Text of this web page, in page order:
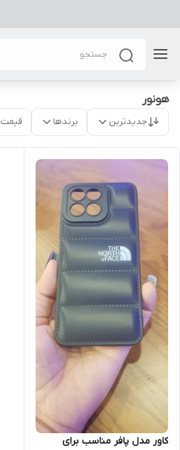
هونور
جدیدترین برندها قیمت
کاور مدل پافر مناسب برای